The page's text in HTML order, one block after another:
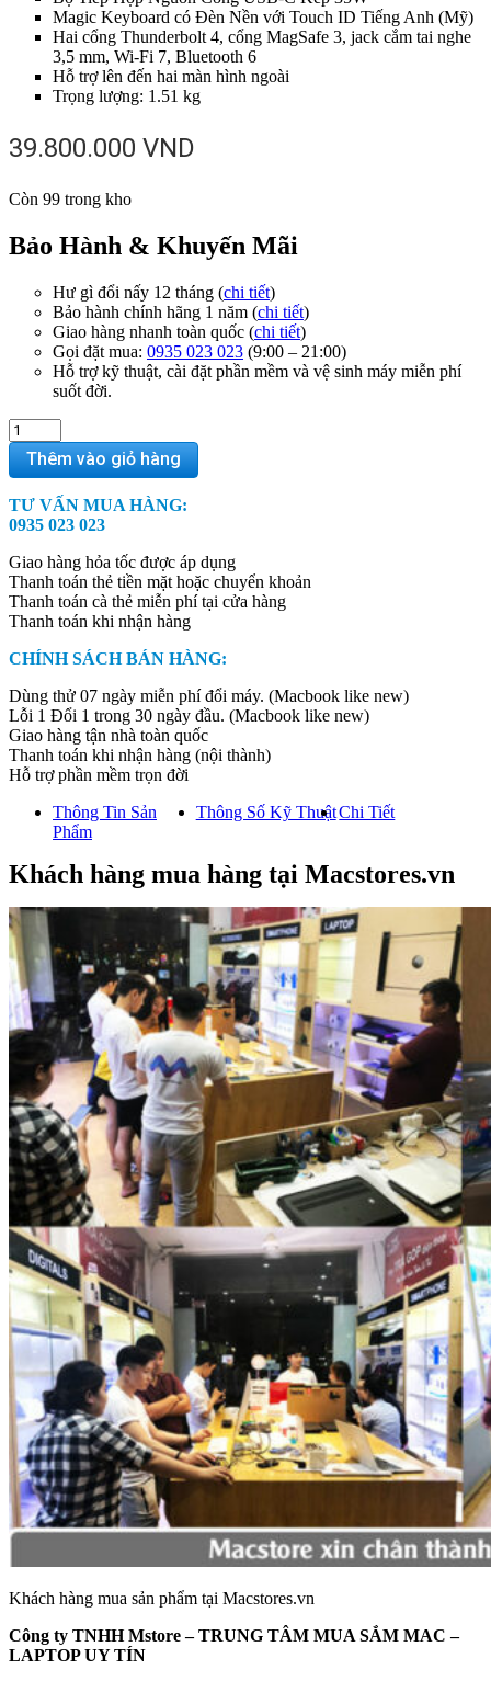
Magic Keyboard có Đèn Nền với Touch ID Tiếng Anh (Mỹ)
Hai cổng Thunderbolt 4, cổng MagSafe 3, jack cắm tai nghe
3,5 mm, Wi-Fi 7, Bluetooth 6
Hỗ trợ lên đến hai màn hình ngoài
Trọng lượng: 1.51 kg
39.800.000 VND
Còn 99 trong kho
Bảo Hành & Khuyến Mãi
Hư gì đổi nấy 12 tháng (chi tiết)
Bảo hành chính hãng 1 năm (chi tiết)
Giao hàng nhanh toàn quốc (chi tiết)
Gọi đặt mua: 0935 023 023 (9:00 – 21:00)
Hỗ trợ kỹ thuật, cài đặt phần mềm và vệ sinh máy miễn phí
suốt đời.
MacBook
Air
M5
15
inch
(Chip
Apple
M5/Ram
16GB/SSD
quantity
Thêm vào giỏ hàng
TƯ VẤN MUA HÀNG:
0935 023 023
Giao hàng hỏa tốc được áp dụng
Thanh toán thẻ tiền mặt hoặc chuyển khoản
Thanh toán cà thẻ miễn phí tại cửa hàng
Thanh toán khi nhận hàng
CHÍNH SÁCH BÁN HÀNG:
Dùng thử 07 ngày miễn phí đổi máy. (Macbook like new)
Lỗi 1 Đổi 1 trong 30 ngày đầu. (Macbook like new)
Giao hàng tận nhà toàn quốc
Thanh toán khi nhận hàng (nội thành)
Hỗ trợ phần mềm trọn đời
Thông Tin Sản
Phẩm
Thông Số Kỹ ThuậtChi Tiết
Khách hàng mua hàng tại Macstores.vn
Khách hàng mua sản phẩm tại Macstores.vn
Công ty TNHH Mstore – TRUNG TÂM MUA SẮM MAC –
LAPTOP UY TÍN